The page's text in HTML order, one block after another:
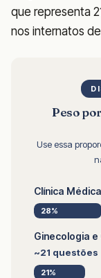
que representa
nos internatos
Peso
Use essa
Clínica Médica
28%
Ginecologia
~21 questões
21%